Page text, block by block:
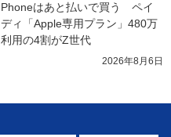
Phoneはあと払いで買う　ペイ
ディ「Apple専用プラン」480万
利用の4割がZ世代
2026年8月6日